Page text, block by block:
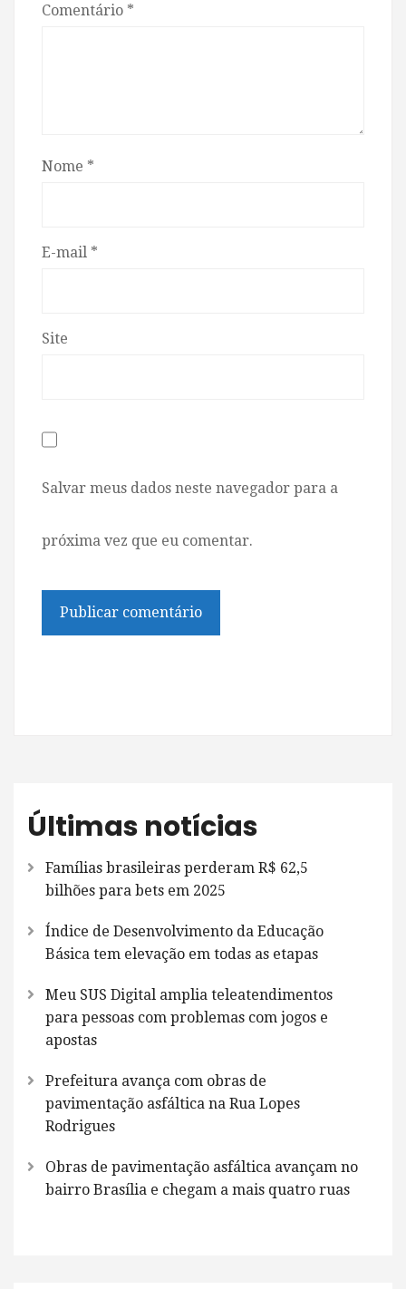
Comentário *
Nome *
E-mail *
Site
Salvar meus dados neste navegador para a
próxima vez que eu comentar.
Últimas notícias
Famílias brasileiras perderam R$ 62,5
bilhões para bets em 2025
Índice de Desenvolvimento da Educação
Básica tem elevação em todas as etapas
Meu SUS Digital amplia teleatendimentos
para pessoas com problemas com jogos e
apostas
Prefeitura avança com obras de
pavimentação asfáltica na Rua Lopes
Rodrigues
Obras de pavimentação asfáltica avançam no
bairro Brasília e chegam a mais quatro ruas